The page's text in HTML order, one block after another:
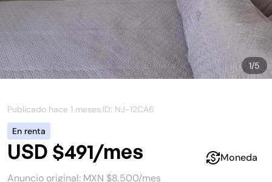
1/5
Publicado hace 1 meses.ID: NJ-12CA6
En renta
USD $491/mes
Anuncio original: MXN $8,500/mes
Moneda